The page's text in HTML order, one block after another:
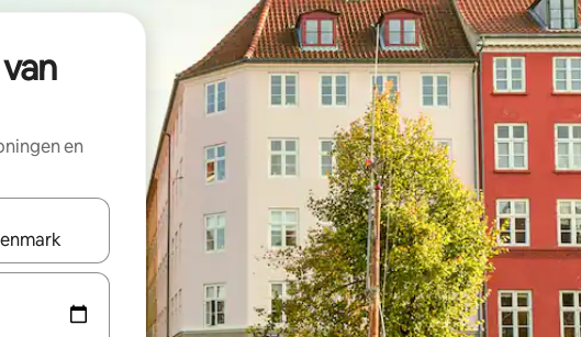
en
maak je een keuze met je de pijltjestoetsen omhoog en omlaag, óf door te